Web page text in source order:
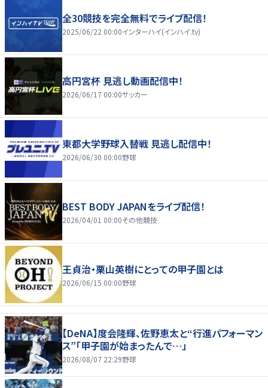
全30競技を完全無料でライブ配信！
2025/06/22 00:00インターハイ(インハイ.tv)
高円宮杯 見逃し動画配信中！
2026/06/17 00:00サッカー
東都大学野球入替戦 見逃し配信中！
2026/06/30 00:00野球
BEST BODY JAPANをライブ配信！
2026/04/01 00:00その他競技
王貞治・栗山英樹にとっての甲子園とは
2026/06/15 00:00野球
【DeNA】度会隆輝、佐野恵太と“行進パフォーマン
ス”「甲子園が始まったんで…」
2026/08/07 22:29野球